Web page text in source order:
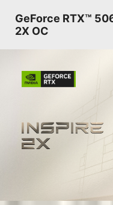
GeForce RTX™
2X OC